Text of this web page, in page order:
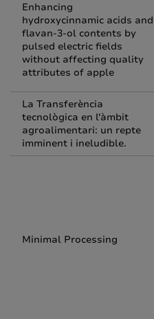
Enhancing
hydroxycinnamic acids and
flavan-3-ol contents by
pulsed electric fields
without affecting quality
attributes of apple
La Transferència
tecnològica en l'àmbit
agroalimentari: un repte
imminent i ineludible.
Minimal Processing